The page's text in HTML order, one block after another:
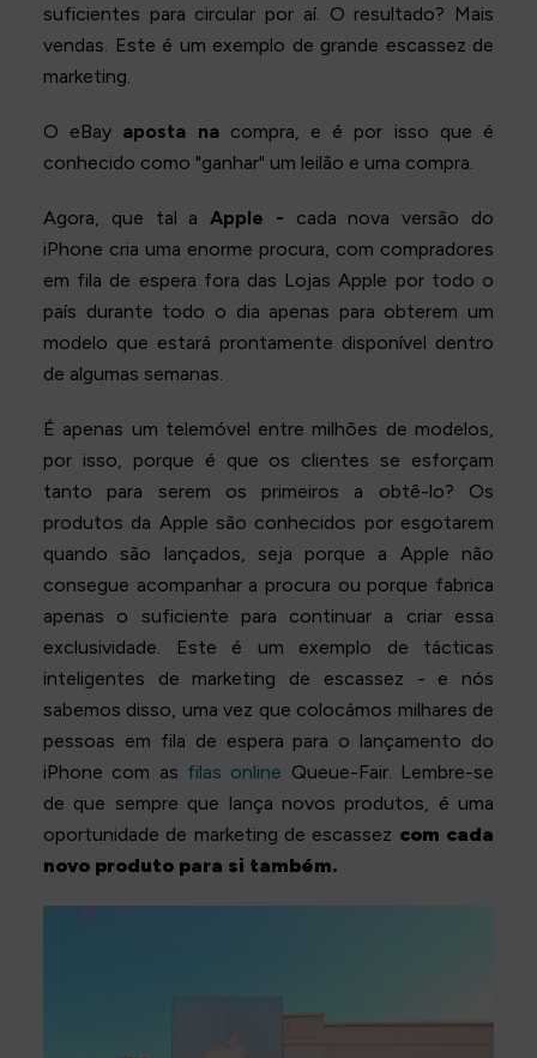
suficientes para circular por aí. O resultado? Mais
vendas. Este é um exemplo de grande escassez de
marketing.
O eBay aposta nacompra, e é por isso que é
conhecido como "ganhar" um leilão e uma compra.
Agora, que tal aApple - cada nova versão do
iPhone cria uma enorme procura, com compradores
em fila de espera fora das Lojas Apple por todo o
país durante todo o dia apenas para obterem um
modelo que estará prontamente disponível dentro
de algumas semanas.
É apenas um telemóvel entre milhões de modelos,
por isso, porque é que os clientes se esforçam
tanto para serem os primeiros a obtê-lo? Os
produtos da Apple são conhecidos por esgotarem
quando são lançados, seja porque a Apple não
consegue acompanhar a procura ou porque fabrica
apenas o suficiente para continuar a criar essa
exclusividade. Este é um exemplo de tácticas
inteligentes de marketing de escassez - e nós
sabemos disso, uma vez que colocámos milhares de
pessoas em fila de espera para o lançamento do
iPhone com as filas online Queue-Fair. Lembre-se
de que sempre que lança novos produtos, é uma
oportunidade de marketing de escassez com cada
novo produto para si também.